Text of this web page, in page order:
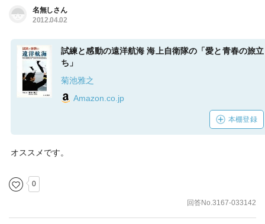
名無しさん
2012.04.02
試練と感動の遠洋航海 海上自衛隊の「愛と青春の旅立
ち」
菊池雅之
Amazon.co.jp
本棚登録
オススメです。
0
回答No.3167-033142